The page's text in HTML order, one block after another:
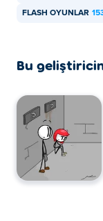
FLASH OYUNLAR
Bu